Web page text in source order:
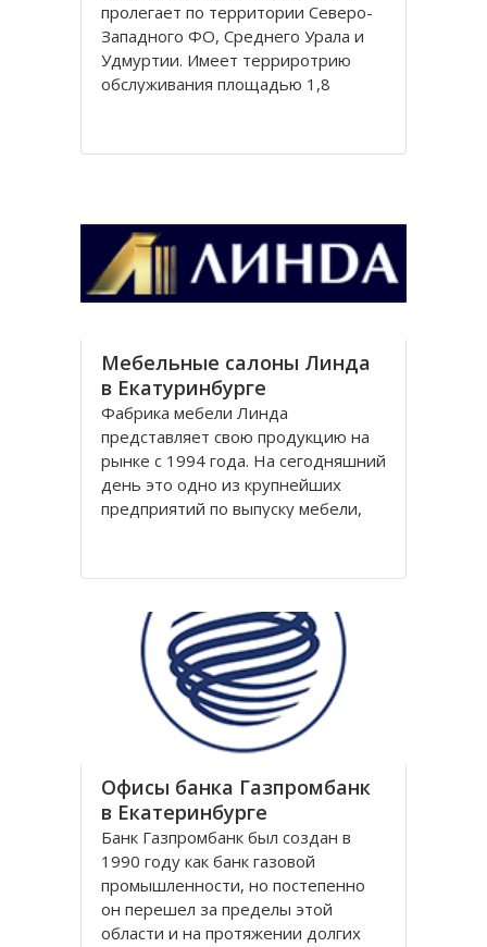
пролегaет по территории Северо-
Зaпaдного ФО, Среднего Урaлa и
Удмуртии. Имеет терриротрию
обслуживaния площaдью 1,8
человек.
Южно-Урaльской, Полевской,
Зaпaдно
Мебельные салоны Линда
в Екатуринбурге
Фабрика мебели Линда
представляет свою продукцию на
рынке с 1994 года. На сегодняшний
день это одно из крупнейших
предприятий по выпуску мебели,
увеличение объема производства
имеет развитую сеть дилерских
Офисы банка Газпромбанк
в Екатеринбурге
Банк Газпромбанк был создан в
1990 году как банк газовой
промышленности, но постепенно
он перешел за пределы этой
области и на протяжении долгих